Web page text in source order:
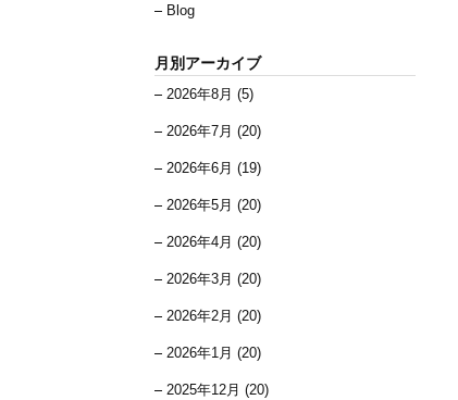
Blog
月別アーカイブ
2026年8月 (5)
2026年7月 (20)
2026年6月 (19)
2026年5月 (20)
2026年4月 (20)
2026年3月 (20)
2026年2月 (20)
2026年1月 (20)
2025年12月 (20)